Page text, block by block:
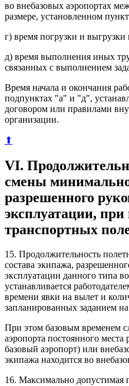
во внебазовых аэропортах
размере, установленном
г) время погрузки и
д) время выполнения иных
связанных с выполнением
Время начала и окончания
подпунктах "а" и "д",
договором или правилами
организации.
⬆
VI.
смены
разрешенного
эксплуатации,
транспортных
15. Продолжительность
состава экипажа,
эксплуатации данного типа
устанавливается
времени явки на вылет и
запланированных заданием на
При этом базовым временем
аэропорта постоянного
базовый аэропорт) или
экипажа находится во
16. Максимально допустимая